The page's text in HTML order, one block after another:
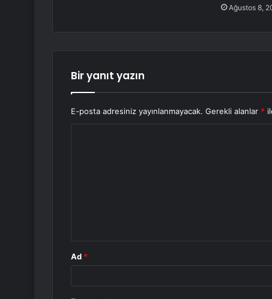
Ağustos 8,
Bir yanıt yazın
E-posta adresiniz yayınlanmayacak. Gerekli alanlar *
Ad *